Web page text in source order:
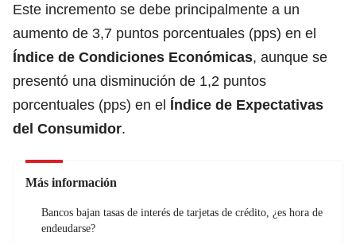
Este incremento se debe principalmente a un
aumento de 3,7 puntos porcentuales (pps) en el
Índice de Condiciones Económicas, aunque se
presentó una disminución de 1,2 puntos
porcentuales (pps) en el Índice de Expectativas
del Consumidor.
Más información
Bancos bajan tasas de interés de tarjetas de crédito, ¿es hora de
endeudarse?